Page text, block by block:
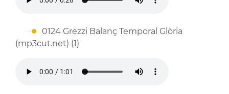
0124 Grezzi Balanç Temporal Glòria
(mp3cut.net) (1)